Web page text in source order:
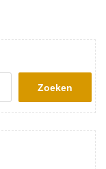
Zoeken